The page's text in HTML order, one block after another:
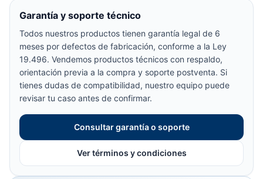
Garantía y soporte técnico
Todos nuestros productos tienen garantía legal de 6
meses por defectos de fabricación, conforme a la Ley
19.496. Vendemos productos técnicos con respaldo,
orientación previa a la compra y soporte postventa. Si
tienes dudas de compatibilidad, nuestro equipo puede
revisar tu caso antes de confirmar.
Consultar garantía o soporte
Ver términos y condiciones